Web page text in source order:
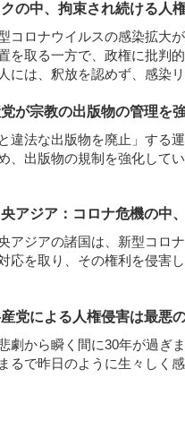
の中、拘束され続ける人
コロナウイルスの感染拡大
を取る一方で、政権に批判
には、釈放を認めず、感染
が宗教の出版物の管理を
と違法な出版物を廃止」する
、出版物の規制を強化してい
アジア：コロナ危機の中
アジアの諸国は、新型コロ
応を取り、その権利を侵害
産党による人権侵害は最悪
劇から瞬く間に30年が過ぎ
るで昨日のように生々しく